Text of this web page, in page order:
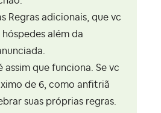
Regras adicionais, que vc
além da
assim que funciona. Se vc
de 6, como anfitriã
suas próprias regras.